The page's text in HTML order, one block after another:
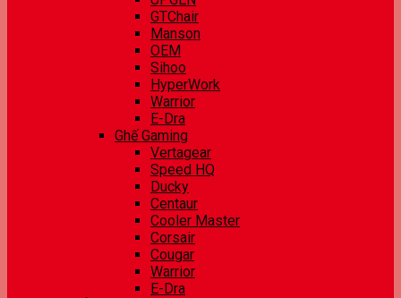
GTChair
Manson
OEM
Sihoo
HyperWork
Warrior
E-Dra
Ghế Gaming
Vertagear
Speed HQ
Ducky
Centaur
Cooler Master
Corsair
Cougar
Warrior
E-Dra